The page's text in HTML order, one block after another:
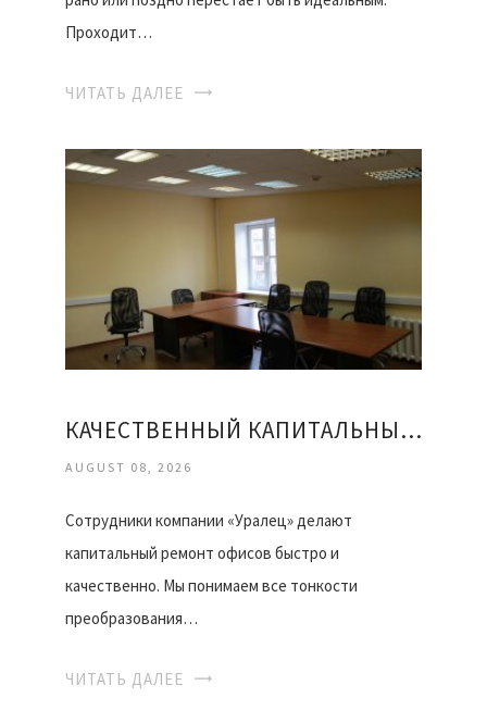
Проходит…
ЧИТАТЬ ДАЛЕЕ
КАЧЕСТВЕННЫЙ КАПИТАЛЬНЫЙ РЕМОНТ ОФИСОВ
AUGUST 08, 2026
Сотрудники компании «Уралец» делают
капитальный ремонт офисов быстро и
качественно. Мы понимаем все тонкости
преобразования…
ЧИТАТЬ ДАЛЕЕ